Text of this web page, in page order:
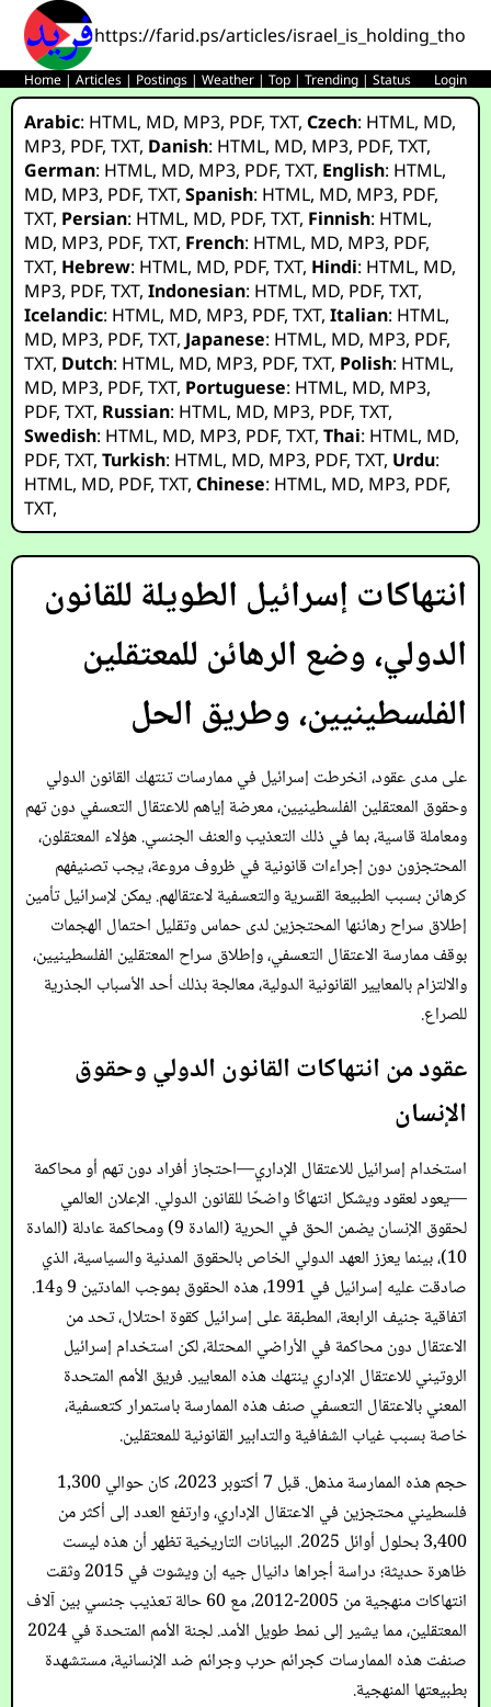
https://farid.ps/articles/
Home |Articles | Postings |Weather |Top |Trending |Status Login
Arabic: HTML, MD, MP3, PDF,TXT,Czech: HTML, MD,
MP3, PDF,TXT, Danish: HTML, MD, MP3, PDF,TXT,
German: HTML, MD, MP3, PDF,TXT, English: HTML,
MD, MP3, PDF,TXT,Spanish: HTML, MD, MP3, PDF,
TXT, Persian: HTML, MD, PDF,TXT, Finnish: HTML,
MD, MP3, PDF,TXT, French: HTML, MD, MP3, PDF,
TXT, Hebrew: HTML, MD, PDF,TXT, Hindi: HTML, MD,
MP3, PDF,TXT,Indonesian: HTML, MD, PDF,TXT,
Icelandic: HTML, MD, MP3, PDF,TXT,Italian: HTML,
MD, MP3, PDF,TXT, Japanese: HTML, MD, MP3, PDF,
TXT, Dutch: HTML, MD, MP3, PDF,TXT, Polish: HTML,
MD, MP3, PDF,TXT, Portuguese: HTML, MD, MP3,
PDF,TXT, Russian: HTML, MD, MP3, PDF,TXT,
Swedish: HTML, MD, MP3, PDF,TXT,Thai: HTML, MD,
PDF,TXT,Turkish: HTML, MD, MP3, PDF,TXT, Urdu:
HTML, MD, PDF,TXT,Chinese: HTML, MD, MP3, PDF,
TXT,
انتهاكات إسرائيل الطويلة للقانون
الدولي، وضع الرهائن للمعتقلين
الفلسطينيين، وطريق الحل
على مدى عقود، انخرطت إسرائيل في ممارسات تنتهك القانون الدولي
وحقوق المعتقلين الفلسطينيين، معرضة إياهم للاعتقال التعسفي دون تهم
ومعاملة قاسية، بما في ذلك التعذيب والعنف الجنسي. هؤلاء المعتقلون،
المحتجزون دون إجراءات قانونية في ظروف مروعة، يجب تصنيفهم
كرهائن بسبب الطبيعة القسرية والتعسفية لاعتقالهم. يمكن لإسرائيل تأمين
إطلاق سراح رهائنها المحتجزين لدى حماس وتقليل احتمال الهجمات
بوقف ممارسة الاعتقال التعسفي، وإطلاق سراح المعتقلين الفلسطينيين،
والالتزام بالمعايير القانونية الدولية، معالجة بذلك أحد الأسباب الجذرية
للصراع.
عقود من انتهاكات القانون الدولي وحقوق
الإنسان
استخدام إسرائيل للاعتقال الإداري—احتجاز أفراد دون تهم أو محاكمة
—يعود لعقود ويشكل انتهاكًا واضحًا للقانون الدولي. الإعلان العالمي
لحقوق الإنسان يضمن الحق في الحرية (المادة 9) ومحاكمة عادلة (المادة
10)، بينما يعزز العهد الدولي الخاص بالحقوق المدنية والسياسية، الذي
صادقت عليه إسرائيل في 1991، هذه الحقوق بموجب المادتين 9 و14.
اتفاقية جنيف الرابعة، المطبقة على إسرائيل كقوة احتلال، تحد من
الاعتقال دون محاكمة في الأراضي المحتلة، لكن استخدام إسرائيل
الروتيني للاعتقال الإداري ينتهك هذه المعايير. فريق الأمم المتحدة
المعني بالاعتقال التعسفي صنف هذه الممارسة باستمرار كتعسفية،
خاصة بسبب غياب الشفافية والتدابير القانونية للمعتقلين.
حجم هذه الممارسة مذهل. قبل 7 أكتوبر 2023، كان حوالي 1,300
فلسطيني محتجزين في الاعتقال الإداري، وارتفع العدد إلى أكثر من
3,400 بحلول أوائل 2025. البيانات التاريخية تظهر أن هذه ليست
ظاهرة حديثة؛ دراسة أجراها دانيال جيه إن ويشوت في 2015 وثقت
انتهاكات منهجية من 2005-2012، مع 60 حالة تعذيب جنسي بين آلاف
المعتقلين، مما يشير إلى نمط طويل الأمد. لجنة الأمم المتحدة في 2024
صنفت هذه الممارسات كجرائم حرب وجرائم ضد الإنسانية، مستشهدة
بطبيعتها المنهجية.